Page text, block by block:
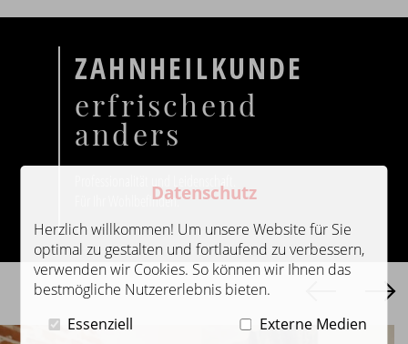
ZAHNHEILKUNDE
erfrischend
anders
Professionalität und Leidenschaft.
Für Ihr Wohlbefinden.Datenschutz
Herzlich willkommen! Um unsere Website für Sie
optimal zu gestalten und fortlaufend zu verbessern,
verwenden wir Cookies. So können wir Ihnen das
bestmögliche Nutzererlebnis bieten.
Essenziell
Externe Medien